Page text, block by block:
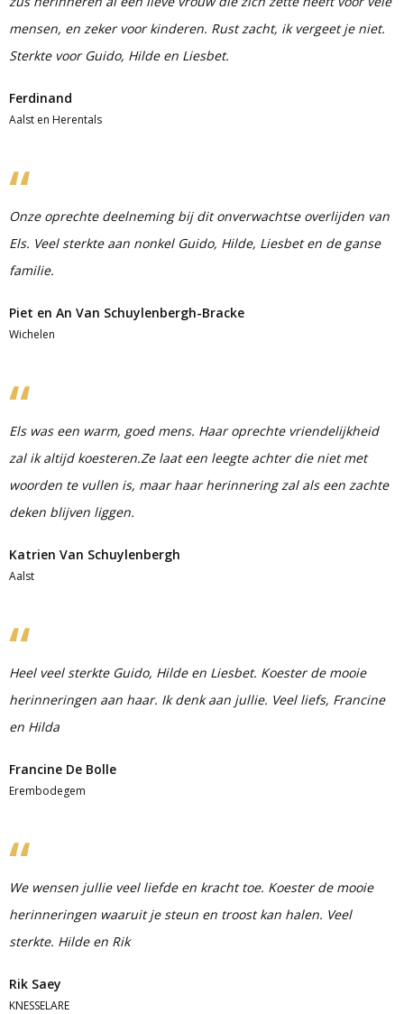
mensen, en zeker voor kinderen. Rust zacht, ik vergeet je niet.
Sterkte voor Guido, Hilde en Liesbet.
Ferdinand
Aalst en Herentals
Onze oprechte deelneming bij dit onverwachtse overlijden van
Els. Veel sterkte aan nonkel Guido, Hilde, Liesbet en de ganse
familie.
Piet en An Van Schuylenbergh-Bracke
Wichelen
Els was een warm, goed mens. Haar oprechte vriendelijkheid
zal ik altijd koesteren.Ze laat een leegte achter die niet met
woorden te vullen is, maar haar herinnering zal als een zachte
deken blijven liggen.
Katrien Van Schuylenbergh
Aalst
Heel veel sterkte Guido, Hilde en Liesbet. Koester de mooie
herinneringen aan haar. Ik denk aan jullie. Veel liefs, Francine
en Hilda
Francine De Bolle
Erembodegem
We wensen jullie veel liefde en kracht toe. Koester de mooie
herinneringen waaruit je steun en troost kan halen. Veel
sterkte. Hilde en Rik
Rik Saey
KNESSELARE